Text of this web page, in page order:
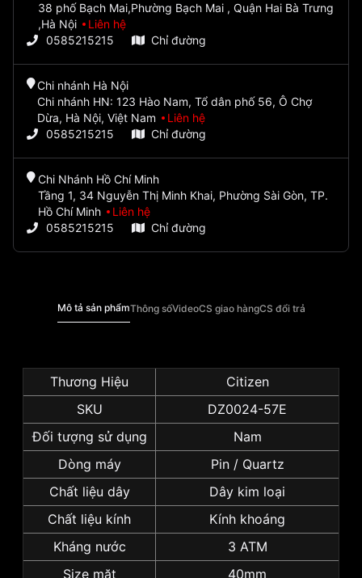
38 phố Bạch Mai,Phường Bạch Mai , Quận Hai Bà Trưng
,Hà Nội
Liên hệ
0585215215
Chỉ đường
Chi nhánh Hà Nội
Chi nhánh HN: 123 Hào Nam, Tổ dân phố 56, Ô Chợ
Dừa, Hà Nội, Việt Nam
Liên hệ
0585215215
Chỉ đường
Chi Nhánh Hồ Chí Minh
Tầng 1, 34 Nguyễn Thị Minh Khai, Phường Sài Gòn, TP.
Hồ Chí Minh
Liên hệ
0585215215
Chỉ đường
Mô tả sản phẩmThông sốVideoCS giao hàngCS đổi trả
Thương Hiệu
Citizen
SKU
DZ0024-57E
Đối tượng sử dụng
Nam
Dòng máy
Pin / Quartz
Chất liệu dây
Dây kim loại
Chất liệu kính
Kính khoáng
Kháng nước
3 ATM
Size mặt
40mm